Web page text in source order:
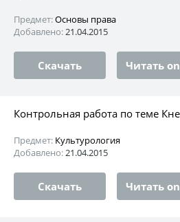
Предмет:Основы права
Добавлено:21.04.2015
Скачать Читать
Контрольная работа по теме
Предмет: Культурология
Добавлено:21.04.2015
Скачать Читать